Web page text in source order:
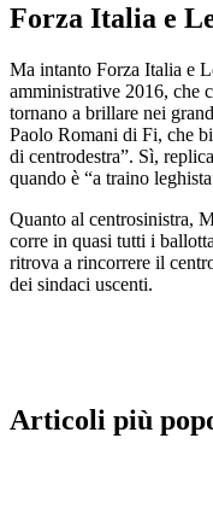
Forza Italia e
Ma intanto Forza Italia e
amministrative 2016, che
tornano a brillare nei
Paolo Romani di Fi, che
di centrodestra”. Sì,
quando è “a traino
Quanto al centrosinistra,
corre in quasi tutti i
ritrova a rincorrere il
dei sindaci uscenti.
Articoli più